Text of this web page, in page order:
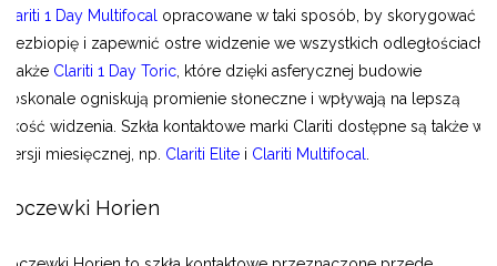
Clariti 1 Day Multifocal
opracowane w taki sposób, by skorygować
prezbiopię i zapewnić ostre widzenie we wszystkich odległościach,
a także Clariti 1 Day Toric , które dzięki asferycznej budowie
doskonale ogniskują promienie słoneczne i wpływają na lepszą
jakość widzenia. Szkła kontaktowe marki Clariti dostępne są także w
wersji miesięcznej, np. Clariti Elite i Clariti Multifocal
Soczewki Horien